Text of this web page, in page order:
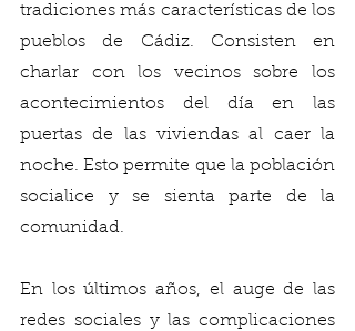
tradiciones más características de los
pueblos de Cádiz. Consisten en
charlar con los vecinos sobre los
acontecimientos del día en las
puertas de las viviendas al caer la
noche. Esto permite que la población
socialice y se sienta parte de la
comunidad.
En los últimos años, el auge de las
redes sociales y las complicaciones